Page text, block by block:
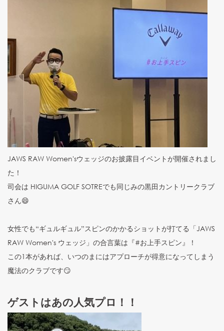
JAWS RAW Women'sウェッジのお披露目イベントが開催されまし
た！
司会は HIGUMA GOLF SOTREでも同じみの黒田カントリークラブ
さん😄
女性でも“ギュルギュル”スピンのかかるショットが打てる「JAWS
RAW Women's ウェッジ」の合言葉は『#お上手スピン』！
この1本があれば、いつのまにはアプローチが得意になってしまう
魔法のクラブです😏
ゲストはあの人気プロ！！